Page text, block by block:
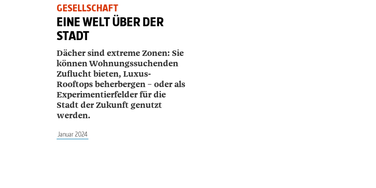
GESELLSCHAFT
EINE WELT ÜBER DER
STADT
Dächer sind extreme Zonen: Sie
können Wohnungssuchenden
Zuflucht bieten, Luxus-
Rooftops beherbergen – oder als
Experimentierfelder für die
Stadt der Zukunft genutzt
werden.
Januar 2024